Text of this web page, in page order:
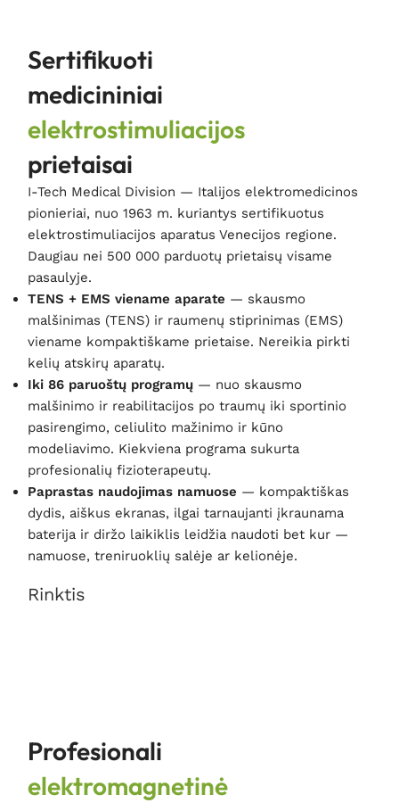
Sertifikuoti
medicininiai
elektrostimuliacijos
prietaisai
I-Tech Medical Division — Italijos elektromedicinos
pionieriai, nuo 1963 m. kuriantys sertifikuotus
elektrostimuliacijos aparatus Venecijos regione.
Daugiau nei 500 000 parduotų prietaisų visame
pasaulyje.
TENS + EMS viename aparate — skausmo
malšinimas (TENS) ir raumenų stiprinimas (EMS)
viename kompaktiškame prietaise. Nereikia pirkti
kelių atskirų aparatų.
Iki 86 paruoštų programų — nuo skausmo
malšinimo ir reabilitacijos po traumų iki sportinio
pasirengimo, celiulito mažinimo ir kūno
modeliavimo. Kiekviena programa sukurta
profesionalių fizioterapeutų.
Paprastas naudojimas namuose — kompaktiškas
dydis, aiškus ekranas, ilgai tarnaujanti įkraunama
baterija ir diržo laikiklis leidžia naudoti bet kur —
namuose, treniruoklių salėje ar kelionėje.
Rinktis
Profesionali
elektromagnetinė